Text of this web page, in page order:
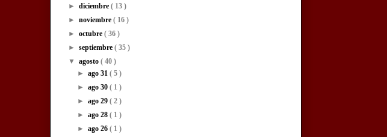
►diciembre( 13 )
►noviembre( 16 )
►octubre( 36 )
►septiembre( 35 )
▼agosto( 40 )
► ago 31 ( 5 )
► ago 30 ( 1 )
► ago 29 ( 2 )
► ago 28 ( 1 )
► ago 26 ( 1 )